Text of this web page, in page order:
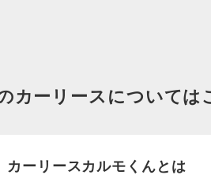
カーリースについては
カーリースカルモくんとは